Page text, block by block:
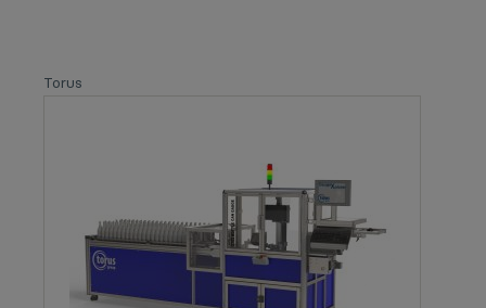
Torus